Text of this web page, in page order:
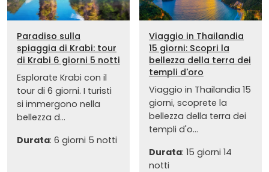
Paradiso sulla
spiaggia di Krabi: tour
di Krabi 6 giorni 5 notti
Esplorate Krabi con il
tour di 6 giorni. I turisti
si immergono nella
bellezza d...
Durata: 6 giorni 5 notti
Viaggio in Thailandia
15 giorni: Scopri la
bellezza della terra dei
templi d'oro
Viaggio in Thailandia 15
giorni, scoprete la
bellezza della terra dei
templi d'o...
Durata: 15 giorni 14
notti